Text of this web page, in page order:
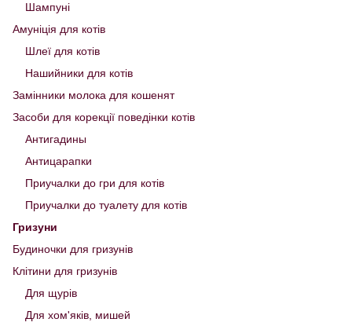
Шампуні
Амуніція для котів
Шлеї для котів
Нашийники для котів
Замінники молока для кошенят
Засоби для корекції поведінки котів
Антигадины
Антицарапки
Приучалки до гри для котів
Приучалки до туалету для котів
Гризуни
Будиночки для гризунів
Клітини для гризунів
Для щурів
Для хом'яків, мишей